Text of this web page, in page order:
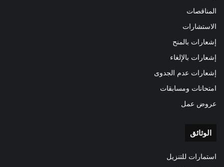
المناقصات
الاستشارات
إشعارات بالمنح
إشعارات بالإلغاء
إشعارات عدم الجدوى
امتحانات ومسابقات
عروض عمل
الوثائق
استمارات للتنزيل